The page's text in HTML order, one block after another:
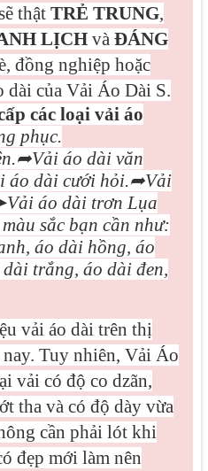
thật TRẺ TRUNG,
LỊCHvà ĐÁNG
đồng nghiệp hoặc
của Vải Áo Dài S.
các loại vải áo
phục.
➦Vải áo dài văn
áo dài cưới hỏi.➦Vải
Vải áo dài trơn Lụa
sắc bạn cần như:
áo dài hồng, áo
trắng, áo dài đen,
vải áo dài trên thị
Tuy nhiên, Vải Áo
vải có độ co dzãn,
tha và có độ dày vừa
cần phải lót khi
đẹp mới làm nên